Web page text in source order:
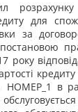
для
за
року
в